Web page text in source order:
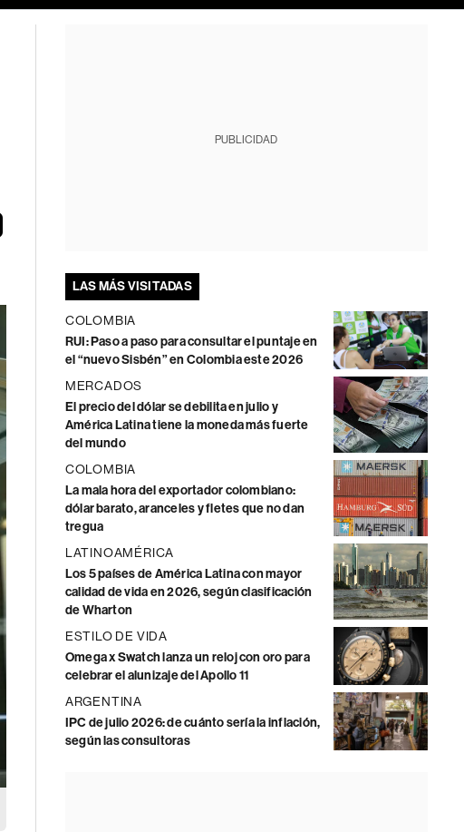
PUBLICIDAD
LAS MÁS VISITADAS
COLOMBIA
RUI: Paso a paso para consultar el puntaje en
el “nuevo Sisbén” en Colombia este 2026
MERCADOS
El precio del dólar se debilita en julio y
América Latina tiene la moneda más fuerte
del mundo
COLOMBIA
La mala hora del exportador colombiano:
dólar barato, aranceles y fletes que no dan
tregua
LATINOAMÉRICA
Los 5 países de América Latina con mayor
calidad de vida en 2026, según clasificación
de Wharton
ESTILO DE VIDA
Omega x Swatch lanza un reloj con oro para
celebrar el alunizaje del Apollo 11
ARGENTINA
IPC de julio 2026: de cuánto sería la inflación,
según las consultoras